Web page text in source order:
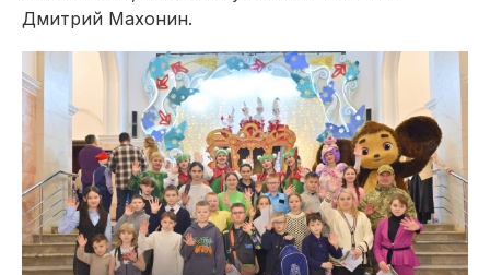
Дмитрий Махонин.